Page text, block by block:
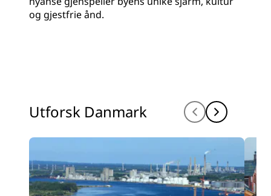
og gjestfrie ånd.
Utforsk Danmark